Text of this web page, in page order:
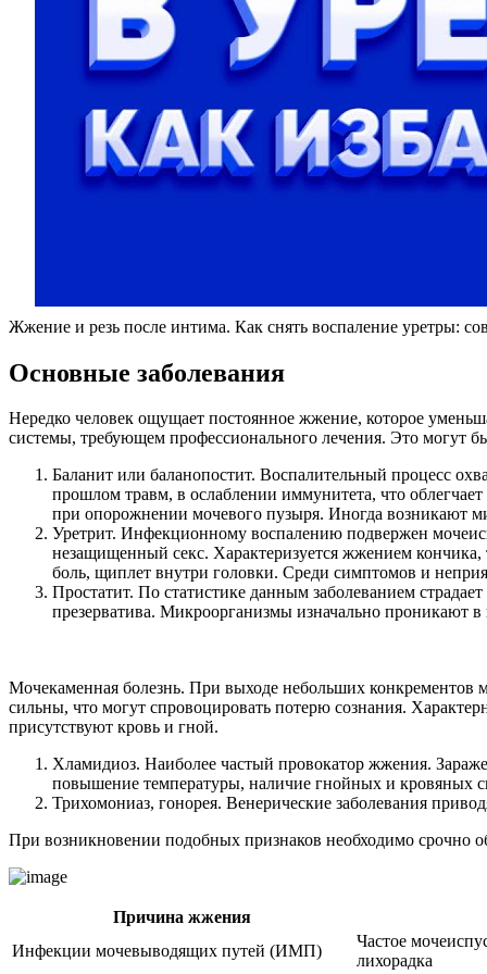
Жжение и резь после интима. Как снять воспаление уретры:
Основные заболевания
Нередко человек ощущает постоянное жжение, которое
системы, требующем профессионального лечения. Это могут
Баланит или баланопостит. Воспалительный процесс
прошлом травм, в ослаблении иммунитета, что
при опорожнении мочевого пузыря. Иногда возникают
Уретрит. Инфекционному воспалению подвержен
незащищенный секс. Характеризуется жжением
боль, щиплет внутри головки. Среди симптомов и
Простатит. По статистике данным заболеванием
презерватива. Микроорганизмы изначально проникают
Мочекаменная болезнь. При выходе небольших
сильны, что могут спровоцировать потерю сознания.
присутствуют кровь и гной.
Хламидиоз. Наиболее частый провокатор жжения.
повышение температуры, наличие гнойных и кровяных
Трихомониаз, гонорея. Венерические заболевания
При возникновении подобных признаков необходимо срочно
Причина жжения
Инфекции мочевыводящих путей (ИМП)
Частое
лихорадка